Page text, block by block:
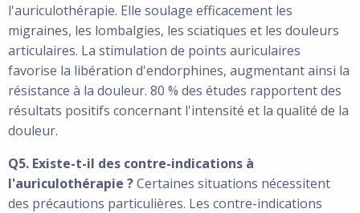
l'auriculothérapie. Elle soulage efficacement les
migraines, les lombalgies, les sciatiques et les douleurs
articulaires. La stimulation de points auriculaires
favorise la libération d'endorphines, augmentant ainsi la
résistance à la douleur. 80 % des études rapportent des
résultats positifs concernant l'intensité et la qualité de la
douleur.
Q5. Existe-t-il des contre-indications à
l'auriculothérapie ?Certaines situations nécessitent
des précautions particulières. Les contre-indications